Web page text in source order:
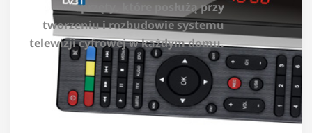
sprzęty, które posłużą przy
tworzeniu i rozbudowie systemu
telewizji cyfrowej w każdym domu.